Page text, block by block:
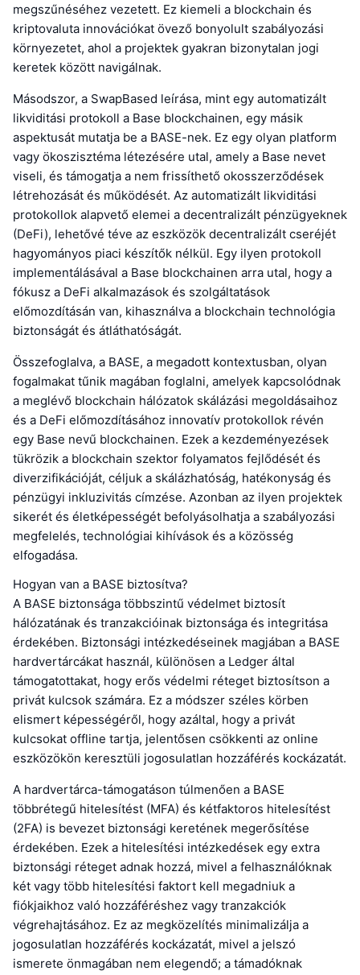
megszűnéséhez vezetett. Ez kiemeli a blockchain és
kriptovaluta innovációkat övező bonyolult szabályozási
környezetet, ahol a projektek gyakran bizonytalan jogi
keretek között navigálnak.
Másodszor, a SwapBased leírása, mint egy automatizált
likviditási protokoll a Base blockchainen, egy másik
aspektusát mutatja be a BASE-nek. Ez egy olyan platform
vagy ökoszisztéma létezésére utal, amely a Base nevet
viseli, és támogatja a nem frissíthető okosszerződések
létrehozását és működését. Az automatizált likviditási
protokollok alapvető elemei a decentralizált pénzügyeknek
(DeFi), lehetővé téve az eszközök decentralizált cseréjét
hagyományos piaci készítők nélkül. Egy ilyen protokoll
implementálásával a Base blockchainen arra utal, hogy a
fókusz a DeFi alkalmazások és szolgáltatások
előmozdításán van, kihasználva a blockchain technológia
biztonságát és átláthatóságát.
Összefoglalva, a BASE, a megadott kontextusban, olyan
fogalmakat tűnik magában foglalni, amelyek kapcsolódnak
a meglévő blockchain hálózatok skálázási megoldásaihoz
és a DeFi előmozdításához innovatív protokollok révén
egy Base nevű blockchainen. Ezek a kezdeményezések
tükrözik a blockchain szektor folyamatos fejlődését és
diverzifikációját, céljuk a skálázhatóság, hatékonyság és
pénzügyi inkluzivitás címzése. Azonban az ilyen projektek
sikerét és életképességét befolyásolhatja a szabályozási
megfelelés, technológiai kihívások és a közösség
elfogadása.
Hogyan van a BASE biztosítva?
A BASE biztonsága többszintű védelmet biztosít
hálózatának és tranzakcióinak biztonsága és integritása
érdekében. Biztonsági intézkedéseinek magjában a BASE
hardvertárcákat használ, különösen a Ledger által
támogatottakat, hogy erős védelmi réteget biztosítson a
privát kulcsok számára. Ez a módszer széles körben
elismert képességéről, hogy azáltal, hogy a privát
kulcsokat offline tartja, jelentősen csökkenti az online
eszközökön keresztüli jogosulatlan hozzáférés kockázatát.
A hardvertárca-támogatáson túlmenően a BASE
többrétegű hitelesítést (MFA) és kétfaktoros hitelesítést
(2FA) is bevezet biztonsági keretének megerősítése
érdekében. Ezek a hitelesítési intézkedések egy extra
biztonsági réteget adnak hozzá, mivel a felhasználóknak
két vagy több hitelesítési faktort kell megadniuk a
fiókjaikhoz való hozzáféréshez vagy tranzakciók
végrehajtásához. Ez az megközelítés minimalizálja a
jogosulatlan hozzáférés kockázatát, mivel a jelszó
ismerete önmagában nem elegendő; a támadóknak